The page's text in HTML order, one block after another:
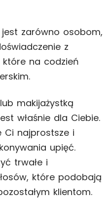
zarówno osobom,
z
na codzień
makijażystką
właśnie dla Ciebie.
Ci najprostsze i
upięć.
trwałe i
które podobają
klientom.